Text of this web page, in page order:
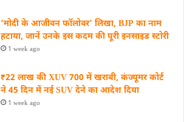
‘मोदी के आजीवन फॉलोवर’ लिखा, BJP का नाम
हटाया, जानें उनके इस कदम की पूरी इनसाइड स्‍टोरी
1 week ago
₹22 लाख की XUV 700 में खराबी, कंज्यूमर कोर्ट
ने 45 दिन में नई SUV देने का आदेश दिया
1 week ago